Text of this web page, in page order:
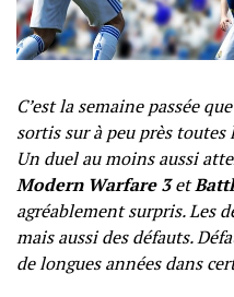
C’est la semaine passée que
sortis sur à peu près
Un duel au moins aussi
Modern Warfare 3et
agréablement surpris. Les
mais aussi des défauts.
de longues années dans